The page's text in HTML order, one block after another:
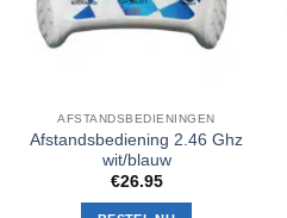
AFSTANDSBEDIENINGEN
Afstandsbediening 2.46 Ghz
wit/blauw
€26.95